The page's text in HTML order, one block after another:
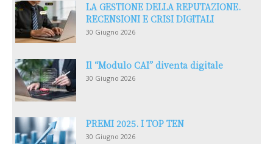
LA GESTIONE DELLA REPUTAZIONE.
RECENSIONI E CRISI DIGITALI
30 Giugno 2026
Il “Modulo CAI” diventa digitale
30 Giugno 2026
PREMI 2025. I TOP TEN
30 Giugno 2026